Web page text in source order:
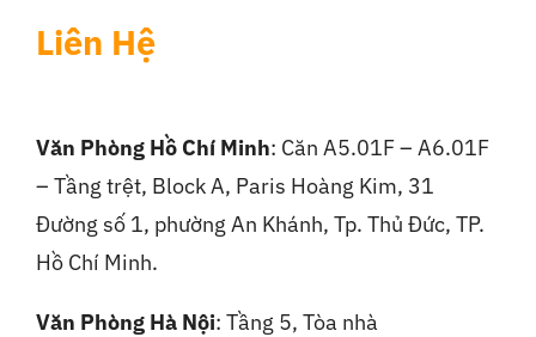
Liên Hệ
Văn Phòng Hồ Chí Minh: Căn A5.01F – A6.01F
– Tầng trệt, Block A, Paris Hoàng Kim, 31
Đường số 1, phường An Khánh, Tp. Thủ Đức, TP.
Hồ Chí Minh.
Văn Phòng Hà Nội: Tầng 5, Tòa nhà